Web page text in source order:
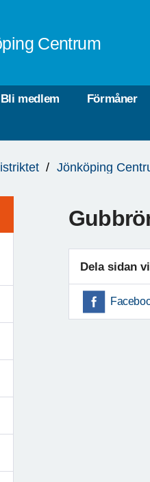
Centrum
Bli medlem Förmåner
Jönköping
Dela sidan